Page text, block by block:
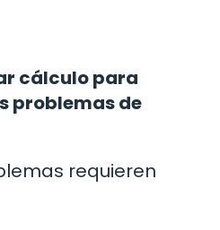
cálculo para
problemas de
requieren